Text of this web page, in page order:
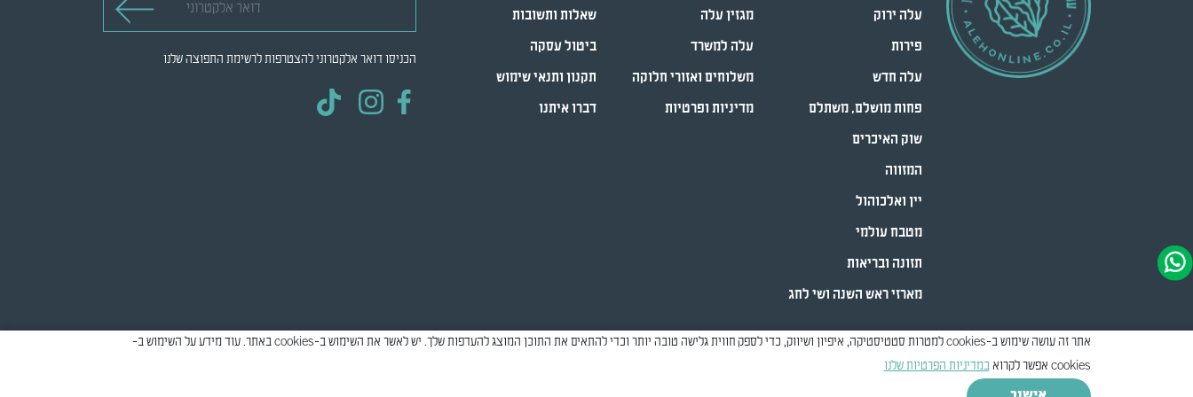
עלה ירוק
פירות
עלה חדש
פחות מושלם, משתלם
שוק האיכרים
המזווה
יין ואלכוהול
מטבח עולמי
תזונה ובריאות
מארזי ראש השנה ושי לחג
מגזין עלה
עלה למשרד
משלוחים ואזורי חלוקה
מדיניות ופרטיות
שאלות ותשובות
ביטול עסקה
תקנון ותנאי שימוש
דברו איתנו
הכניסו דואר אלקטרוני להצטרפות לרשימת התפוצה שלנו
Creatix
אתר זה עושה שימוש ב-cookies למטרות סטטיסטיקה, איפיון ושיווק, כדי לספק חווית גלישה טובה יותר וכדי להתאים את התוכן המוצג להעדפות שלך. יש לאשר את השימוש ב-cookies באתר. עוד מידע על השימוש ב-
cookies אפשר לקרוא
במדיניות הפרטיות שלנו